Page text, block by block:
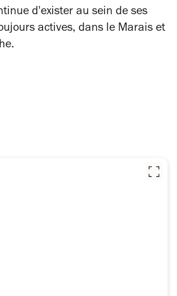
d'exister au sein de ses
actives, dans le Marais et